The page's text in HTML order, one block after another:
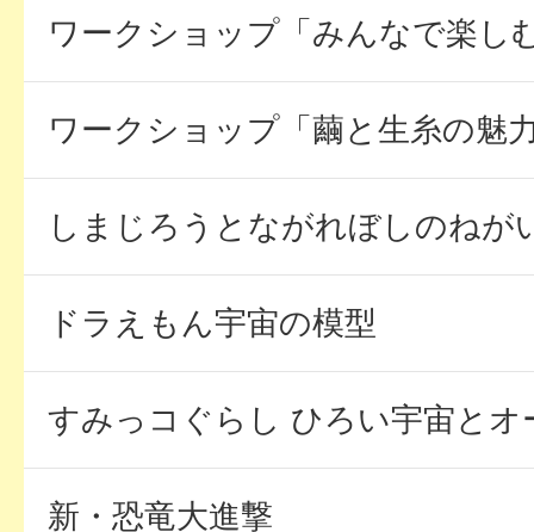
ワークショップ「みんなで楽し
ワークショップ「繭と生糸の魅
しまじろうとながれぼしのねが
ドラえもん宇宙の模型
すみっコぐらし ひろい宇宙と
新・恐竜大進撃